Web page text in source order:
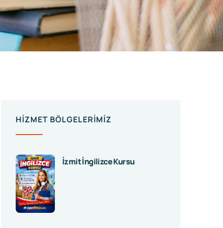
HIZMET BÖLGELERIMIZ
İzmit İngilizce Kursu